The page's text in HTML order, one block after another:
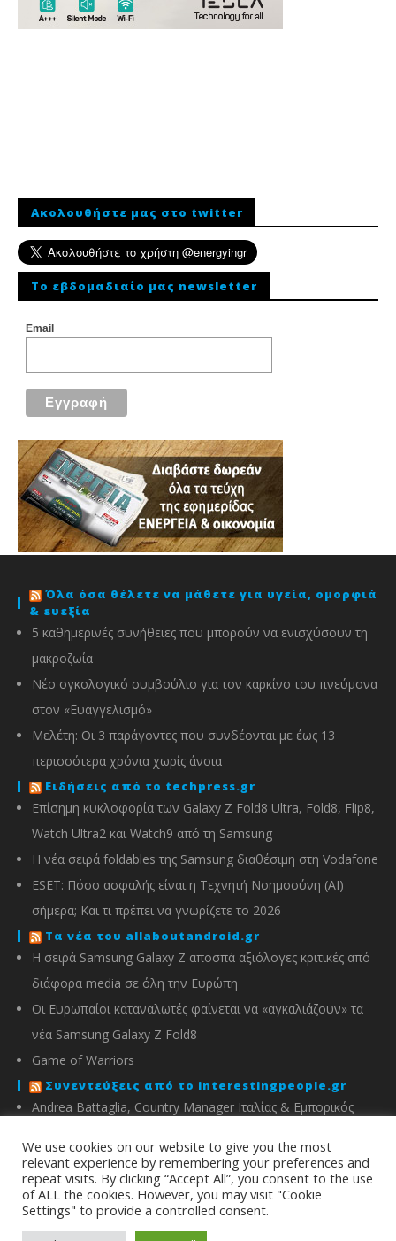
Ακολουθήστε μας στο twitter
To εβδομαδιαίο μας newsletter
Email
Όλα όσα θέλετε να μάθετε για υγεία, ομορφιά
& ευεξία
5 καθημερινές συνήθειες που μπορούν να ενισχύσουν τη
μακροζωία
Νέο ογκολογικό συμβούλιο για τον καρκίνο του πνεύμονα
στον «Ευαγγελισμό»
Μελέτη: Οι 3 παράγοντες που συνδέονται με έως 13
περισσότερα χρόνια χωρίς άνοια
Ειδήσεις από το techpress.gr
Επίσημη κυκλοφορία των Galaxy Z Fold8 Ultra, Fold8, Flip8,
Watch Ultra2 και Watch9 από τη Samsung
Η νέα σειρά foldables της Samsung διαθέσιμη στη Vodafone
ESET: Πόσο ασφαλής είναι η Τεχνητή Νοημοσύνη (AI)
σήμερα; Και τι πρέπει να γνωρίζετε το 2026
Τα νέα του allaboutandroid.gr
Η σειρά Samsung Galaxy Z αποσπά αξιόλογες κριτικές από
διάφορα media σε όλη την Ευρώπη
Οι Ευρωπαίοι καταναλωτές φαίνεται να «αγκαλιάζουν» τα
νέα Samsung Galaxy Z Fold8
Game of Warriors
Συνεντεύξεις από το interestingpeople.gr
Andrea Battaglia, Country Manager Ιταλίας & Εμπορικός
IMOU
Μιχάλης Χειμώνας, Γενικός Διευθυντής ΣΦΕΕ
info@energyin.gr
We use cookies on our website to give you the most
relevant experience by remembering your preferences and
repeat visits. By clicking “Accept All”, you consent to the use
of ALL the cookies. However, you may visit "Cookie
Settings" to provide a controlled consent.